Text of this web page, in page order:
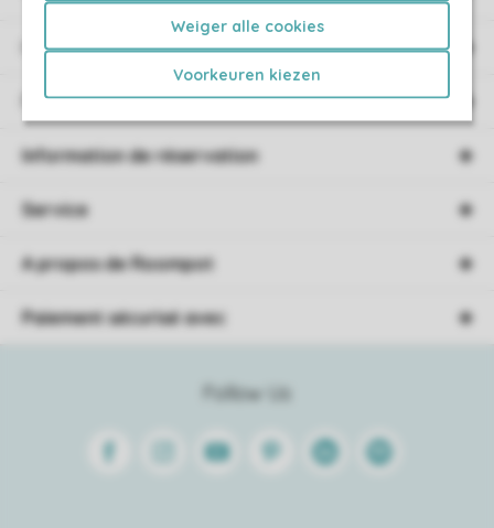
Weiger alle cookies
Voorkeuren kiezen
Hébergement
Promotions
Follow Us
FacebookInstagramYoutube PinterestLinkedinSpotify
Information de réservation
Service
A propos de Roompot
Paiement sécurisé avec